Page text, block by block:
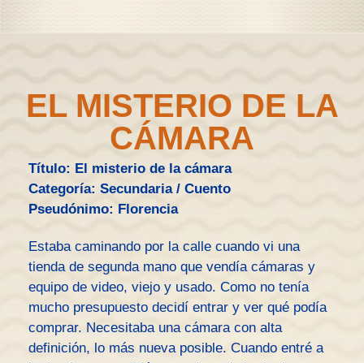
EL MISTERIO DE LA
CÁMARA
Título: El misterio de la cámara
Categoría: Secundaria / Cuento
Pseudónimo: Florencia
Estaba caminando por la calle cuando vi una
tienda de segunda mano que vendía cámaras y
equipo de video, viejo y usado. Como no tenía
mucho presupuesto decidí entrar y ver qué podía
comprar. Necesitaba una cámara con alta
definición, lo más nueva posible. Cuando entré a